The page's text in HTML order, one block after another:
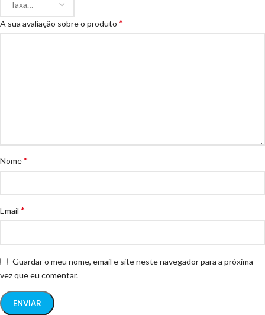
A sua avaliação sobre o produto *
Nome*
Email *
Guardar o meu nome, email e site neste navegador para a próxima
vez que eu comentar.